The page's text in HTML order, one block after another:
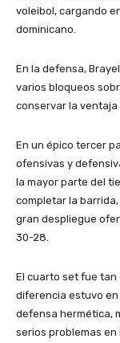
voleibol, cargando
dominicano.
En la defensa,
varios bloqueos
conservar la
En un épico tercer
ofensivas y
la mayor parte del
completar la
gran despliegue
30-28.
El cuarto set fue tan
diferencia estuvo
defensa hermética,
serios problemas